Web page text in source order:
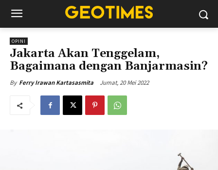
OPINI
Jakarta Akan Tenggelam,
Bagaimana dengan Banjarmasin?
By Ferry Irawan Kartasasmita Jumat, 20 Mei 2022